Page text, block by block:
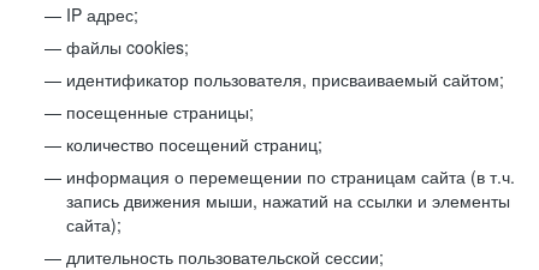
IP адрес;
файлы cookies;
идентификатор пользователя, присваиваемый сайтом;
посещенные страницы;
количество посещений страниц;
информация о перемещении по страницам сайта (в т.ч.
запись движения мыши, нажатий на ссылки и элементы
сайта);
длительность пользовательской сессии;